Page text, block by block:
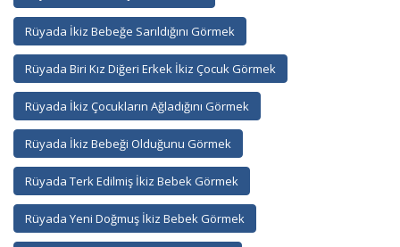
Rüyada İkiz Bebeğe Sarıldığını Görmek
Rüyada Biri Kız Diğeri Erkek İkiz Çocuk Görmek
Rüyada İkiz Çocukların Ağladığını Görmek
Rüyada İkiz Bebeği Olduğunu Görmek
Rüyada Terk Edilmiş İkiz Bebek Görmek
Rüyada Yeni Doğmuş İkiz Bebek Görmek